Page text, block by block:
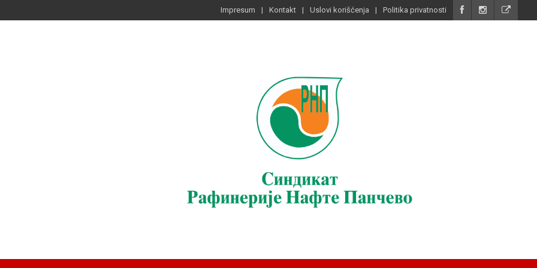
Impresum Kontakt Uslovi korišćenja Politika privatnosti